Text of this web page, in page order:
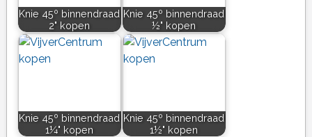
Knie 45º binnendraad
2" kopen
Knie 45º binnendraad
½" kopen
Knie 45º binnendraad
1¼" kopen
Knie 45º binnendraad
1½" kopen